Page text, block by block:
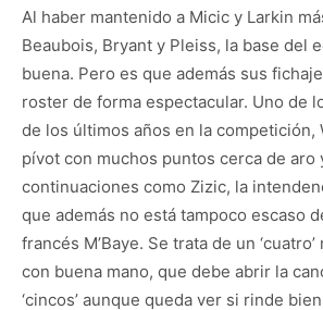
Al haber mantenido a Micic y Larkin
Beaubois, Bryant y Pleiss, la base del
buena. Pero es que además sus
roster de forma espectacular. Uno de
de los últimos años en la competición,
pívot con muchos puntos cerca de aro
continuaciones como Zizic, la
que además no está tampoco escaso
francés M’Baye. Se trata de un
con buena mano, que debe abrir la
‘cincos’ aunque queda ver si rinde